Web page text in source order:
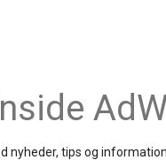
nyheder, tips og